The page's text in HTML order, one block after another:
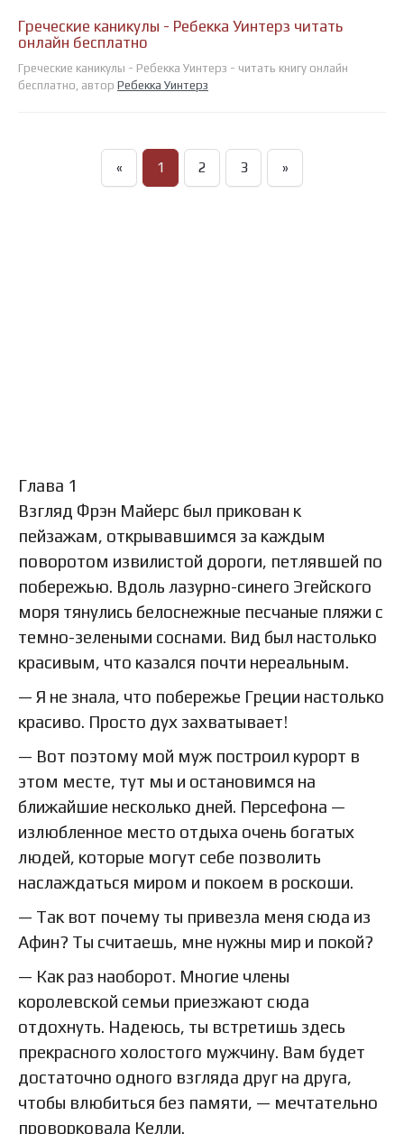
Греческие каникулы - Ребекка Уинтерз читать
онлайн бесплатно
Греческие каникулы - Ребекка Уинтерз - читать книгу онлайн
бесплатно, автор Ребекка Уинтерз
« 1 2 3 »
Глава 1
Взгляд Фрэн Майерс был прикован к
пейзажам, открывавшимся за каждым
поворотом извилистой дороги, петлявшей по
побережью. Вдоль лазурно-синего Эгейского
моря тянулись белоснежные песчаные пляжи с
темно-зелеными соснами. Вид был настолько
красивым, что казался почти нереальным.
— Я не знала, что побережье Греции настолько
красиво. Просто дух захватывает!
— Вот поэтому мой муж построил курорт в
этом месте, тут мы и остановимся на
ближайшие несколько дней. Персефона —
излюбленное место отдыха очень богатых
людей, которые могут себе позволить
наслаждаться миром и покоем в роскоши.
— Так вот почему ты привезла меня сюда из
Афин? Ты считаешь, мне нужны мир и покой?
— Как раз наоборот. Многие члены
королевской семьи приезжают сюда
отдохнуть. Надеюсь, ты встретишь здесь
прекрасного холостого мужчину. Вам будет
достаточно одного взгляда друг на друга,
чтобы влюбиться без памяти, — мечтательно
проворковала Келли.